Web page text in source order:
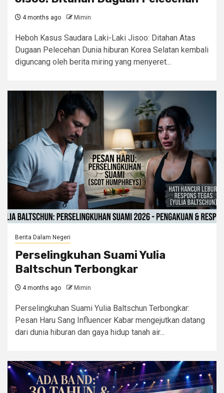
4 months ago Mimin
Heboh Kasus Saudara Laki-Laki Jisoo: Ditahan Atas
Dugaan Pelecehan Dunia hiburan Korea Selatan kembali
diguncang oleh berita miring yang menyeret...
Berita Dalam Negeri
Perselingkuhan Suami Yulia
Baltschun Terbongkar
4 months ago Mimin
Perselingkuhan Suami Yulia Baltschun Terbongkar:
Pesan Haru Sang Influencer Kabar mengejutkan datang
dari dunia hiburan dan gaya hidup tanah air...